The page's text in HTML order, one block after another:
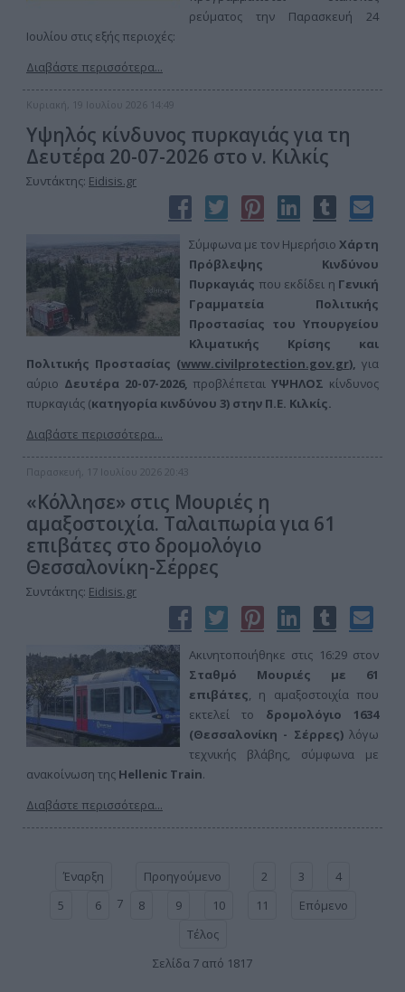
ρεύματος την Παρασκευή 24
Ιουλίου στις εξής περιοχές:
Διαβάστε περισσότερα...
Κυριακή, 19 Ιουλίου 2026 14:49
Υψηλός κίνδυνος πυρκαγιάς για τη
Δευτέρα 20-07-2026 στο ν. Κιλκίς
Συντάκτης: Eidisis.gr
Σύμφωνα με τον Ημερήσιο Χάρτη
Πρόβλεψης Κινδύνου
Πυρκαγιάς που εκδίδει η Γενική
Γραμματεία Πολιτικής
Προστασίας του Υπουργείου
Κλιματικής Κρίσης και
Πολιτικής Προστασίας (www.civilprotection.gov.gr), για
αύριο Δευτέρα 20-07-2026, προβλέπεταιΥΨΗΛΟΣ κίνδυνος
πυρκαγιάς (κατηγορία κινδύνου 3) στην Π.Ε. Κιλκίς.
Διαβάστε περισσότερα...
Παρασκευή, 17 Ιουλίου 2026 20:43
«Κόλλησε» στις Μουριές η
αμαξοστοιχία. Ταλαιπωρία για 61
επιβάτες στο δρομολόγιο
Θεσσαλονίκη-Σέρρες
Συντάκτης: Eidisis.gr
Ακινητοποιήθηκε στις 16:29 στον
Σταθμό Μουριές με 61
επιβάτες, η αμαξοστοιχία που
εκτελεί το δρομολόγιο 1634
(Θεσσαλονίκη - Σέρρες)λόγω
τεχνικής βλάβης, σύμφωνα με
ανακοίνωση της Hellenic Train.
Διαβάστε περισσότερα...
Έναρξη Προηγούμενο 2 3
4
5
6 7 8 9 10 11
Επόμενο
Τέλος
Σελίδα 7 από 1817